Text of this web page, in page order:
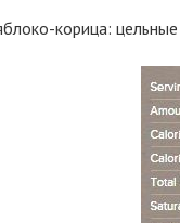
корица: цельные